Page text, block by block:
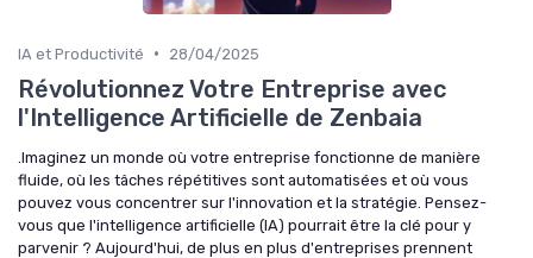
IA et Productivité • 28/04/2025
Révolutionnez Votre Entreprise avec
l'Intelligence Artificielle de Zenbaia
.Imaginez un monde où votre entreprise fonctionne de manière
fluide, où les tâches répétitives sont automatisées et où vous
pouvez vous concentrer sur l'innovation et la stratégie. Pensez-
vous que l'intelligence artificielle (IA) pourrait être la clé pour y
parvenir ? Aujourd'hui, de plus en plus d'entreprises prennent